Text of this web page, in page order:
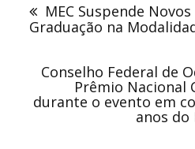
PostMEC Suspende
Graduação na
Conselho Federal de
Prêmio Nacional
durante o evento em
anos